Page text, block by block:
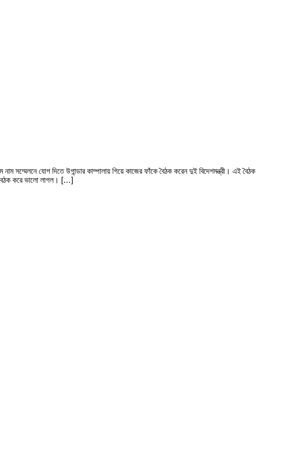
সম্মেলনে যোগ দিতে উগান্ডার কাম্পালায় গিয়ে কাজের ফাঁকে বৈঠক করেন দুই বিদেশমন্ত্রী। এই বৈঠক
বৈঠক করে ভালো লাগল। […]